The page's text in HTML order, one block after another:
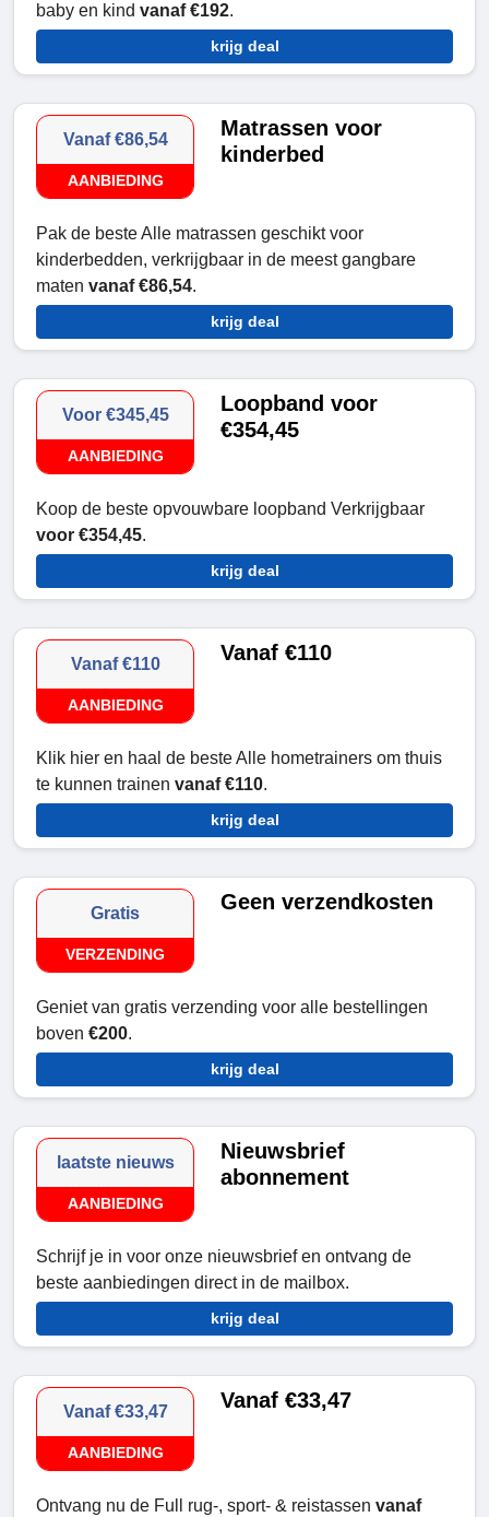
baby en kind vanaf €192.
krijg deal
Vanaf €86,54
AANBIEDING
Matrassen voor
kinderbed
Pak de beste Alle matrassen geschikt voor
kinderbedden, verkrijgbaar in de meest gangbare
maten vanaf €86,54.
krijg deal
Voor €345,45
AANBIEDING
Loopband voor
€354,45
Koop de beste opvouwbare loopband Verkrijgbaar
voor €354,45.
krijg deal
Vanaf €110
AANBIEDING
Vanaf €110
Klik hier en haal de beste Alle hometrainers om thuis
te kunnen trainen vanaf €110.
krijg deal
Gratis
VERZENDING
Geen verzendkosten
Geniet van gratis verzending voor alle bestellingen
boven €200.
krijg deal
laatste nieuws
AANBIEDING
Nieuwsbrief
abonnement
Schrijf je in voor onze nieuwsbrief en ontvang de
beste aanbiedingen direct in de mailbox.
krijg deal
Vanaf €33,47
AANBIEDING
Vanaf €33,47
Ontvang nu de Full rug-, sport- & reistassen vanaf